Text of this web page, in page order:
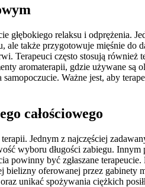
relaksu i odprężenia.
także przygotowuje mięśnie
Terapeuci często stosują
aromaterapii, gdzie używane są
Ważne jest, aby
całościowego
Jednym z najczęściej
wyboru długości zabiegu.
być zgłaszane
oferowanej przez gabinety
unikać spożywania ciężkich